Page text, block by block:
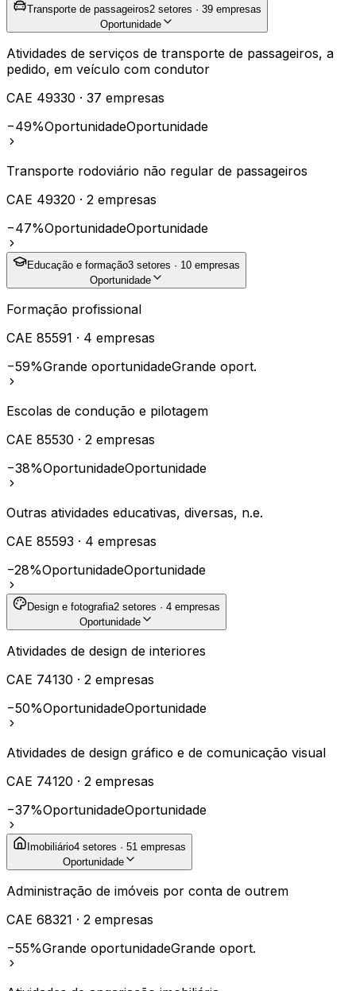
Transporte de passageiros2 setores · 39 empresas
Oportunidade
Atividades de serviços de transporte de passageiros, a
pedido, em veículo com condutor
CAE 49330 · 37 empresas
−49%OportunidadeOportunidade
Transporte rodoviário não regular de passageiros
CAE 49320 · 2 empresas
−47%OportunidadeOportunidade
Educação e formação3 setores · 10 empresas
Oportunidade
Formação profissional
CAE 85591 · 4 empresas
−59%Grande oportunidadeGrande oport.
Escolas de condução e pilotagem
CAE 85530 · 2 empresas
−38%OportunidadeOportunidade
Outras atividades educativas, diversas, n.e.
CAE 85593 · 4 empresas
−28%OportunidadeOportunidade
Design e fotografia2 setores · 4 empresas
Oportunidade
Atividades de design de interiores
CAE 74130 · 2 empresas
−50%OportunidadeOportunidade
Atividades de design gráfico e de comunicação visual
CAE 74120 · 2 empresas
−37%OportunidadeOportunidade
Imobiliário4 setores · 51 empresas
Oportunidade
Administração de imóveis por conta de outrem
CAE 68321 · 2 empresas
−55%Grande oportunidadeGrande oport.